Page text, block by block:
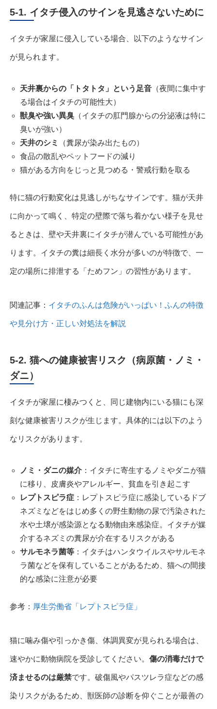
5-1. イタチ侵入のサインを見逃さないために
イタチが家屋に侵入している場合、以下のようなサイン
が見られます。
天井裏からの「トタトタ」という足音（夜間に集中す
る場合はイタチの可能性大）
獣臭や強い異臭（イタチの肛門腺からの分泌液は特に
臭いが強い）
天井のシミ
（糞尿が染み出たもの）
食品の散乱やペットフードの減り
猫がある方向をじっと見つめる・警戒行動を取る
特に猫の行動変化は見逃しがちなサインです。猫が天井
に向かって鳴く、特定の壁際で落ち着かない様子を見せ
るときは、壁や天井裏にイタチが潜んでいる可能性があ
ります。イタチの糞は細長く水分が多いのが特徴で、一
定の場所に排泄する「ためフン」の習性があります。
関連記事： イタチのふんは危険がいっぱい！ふんの特徴
や見分け方・正しい対処法を解説
5-2. 猫への健康被害リスク（病原菌・ノミ・
ダニ）
イタチが家屋に棲みつくと、同じ建物内にいる猫にも深
刻な健康被害リスクが生じます。具体的には以下のよう
なリスクがあります。
ノミ・ダニの媒介：イタチに寄生するノミやダニが猫
に移り、皮膚炎やアレルギー、貧血を引き起こす
レプトスピラ症：レプトスピラ症に感染しているドブ
ネズミなどをはじめ多くの野生動物の尿で汚染された
水や土壌が感染源となる動物由来感染症。イタチが媒
介するネズミの糞尿が介在するリスクがある
サルモネラ菌等：イタチはハンタウイルスやサルモネ
ラ菌などを保有していることがあるため、猫への間接
的な感染に注意が必要
参考： 厚生労働省「レプトスピラ症」
猫に噛み傷や引っかき傷、体調異変が見られる場合は、
速やかに動物病院を受診してください。 傷の消毒だけで
済ませるのは厳禁です。破傷風やパスツレラ症などの感
染リスクがあるため、獣医師の診断を仰ぐことが最善の